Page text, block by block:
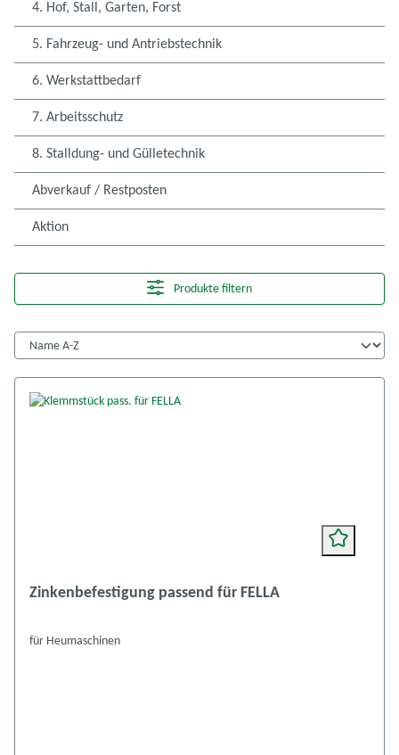
4. Hof, Stall, Garten, Forst
5. Fahrzeug- und Antriebstechnik
6. Werkstattbedarf
7. Arbeitsschutz
8. Stalldung- und Gülletechnik
Abverkauf / Restposten
Aktion
Produkte filtern
Zinkenbefestigung passend für FELLA
für Heumaschinen